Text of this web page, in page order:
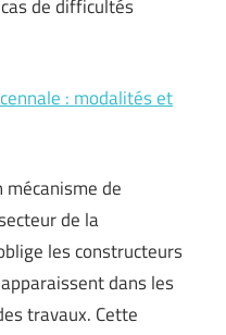
de difficultés
: modalités et
de
de la
les constructeurs
dans les
travaux. Cette